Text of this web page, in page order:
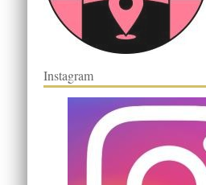
Instagram